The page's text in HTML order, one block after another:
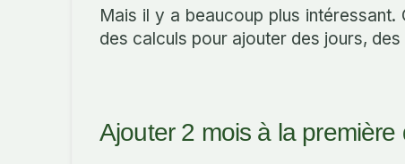
Mais il y a beaucoup plus
des calculs pour ajouter des jours,
Ajouter 2 mois à la première